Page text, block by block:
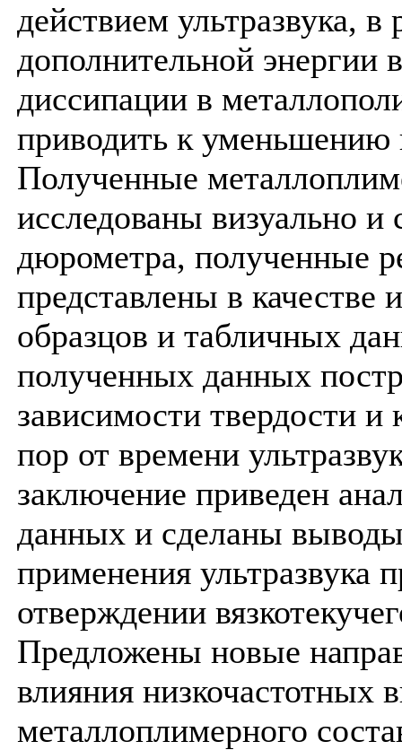
действием ультразвука, в
дополнительной энергии
диссипации в
приводить к уменьшению
Полученные
исследованы визуально и
дюрометра, полученные
представлены в качестве
образцов и табличных
полученных данных
зависимости твердости и
пор от времени
заключение приведен
данных и сделаны
применения ультразвука
отверждении
Предложены новые
влияния низкочастотных
металлоплимерного